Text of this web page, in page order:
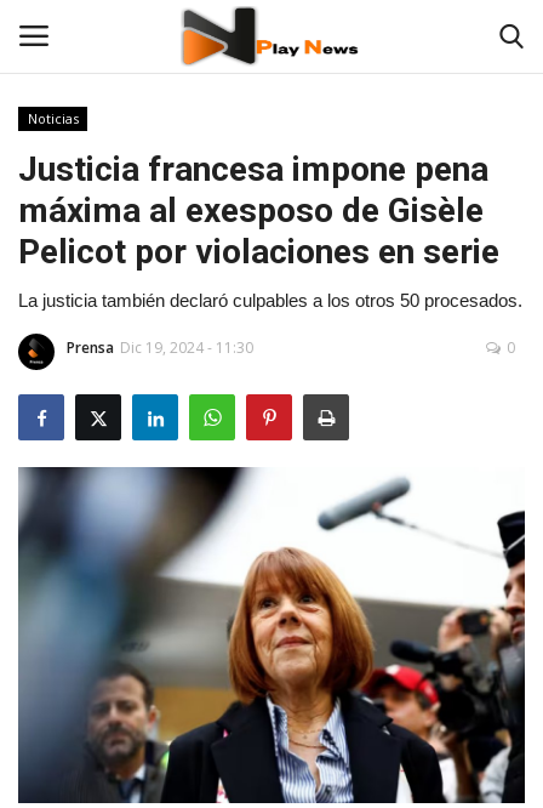
Contáctenos
TV en Vivo
En Vivo
Noticias
Las 12 Play
Fotos
Deportes
Empresas
Videos virales
Tecnología
Noticias
Justicia francesa impone pena
máxima al exesposo de Gisèle
Pelicot por violaciones en serie
La justicia también declaró culpables a los otros 50 procesados.
Prensa Dic 19, 2024 - 11:30 0